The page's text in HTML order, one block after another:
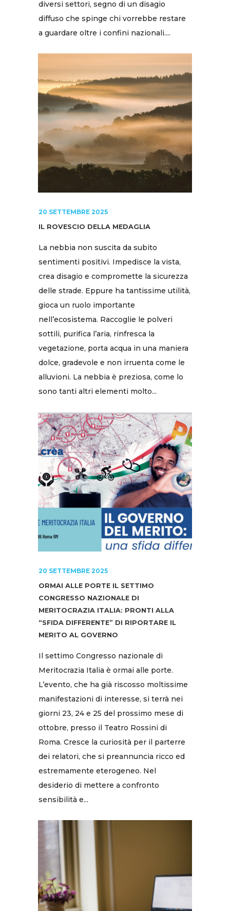
diversi settori, segno di un disagio
diffuso che spinge chi vorrebbe restare
a guardare oltre i confini nazionali....
20 SETTEMBRE 2025
IL ROVESCIO DELLA MEDAGLIA
La nebbia non suscita da subito
sentimenti positivi. Impedisce la vista,
crea disagio e compromette la sicurezza
delle strade. Eppure ha tantissime utilità,
gioca un ruolo importante
nell’ecosistema. Raccoglie le polveri
sottili, purifica l’aria, rinfresca la
vegetazione, porta acqua in una maniera
dolce, gradevole e non irruenta come le
alluvioni. La nebbia è preziosa, come lo
sono tanti altri elementi molto...
20 SETTEMBRE 2025
ORMAI ALLE PORTE IL SETTIMO
CONGRESSO NAZIONALE DI
MERITOCRAZIA ITALIA: PRONTI ALLA
“SFIDA DIFFERENTE” DI RIPORTARE IL
MERITO AL GOVERNO
Il settimo Congresso nazionale di
Meritocrazia Italia è ormai alle porte.
L’evento, che ha già riscosso moltissime
manifestazioni di interesse, si terrà nei
giorni 23, 24 e 25 del prossimo mese di
ottobre, presso il Teatro Rossini di
Roma. Cresce la curiosità per il parterre
dei relatori, che si preannuncia ricco ed
estremamente eterogeneo. Nel
desiderio di mettere a confronto
sensibilità e...